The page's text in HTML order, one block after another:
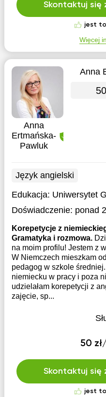
Skontaktuj się
jest
Więcej
Anna
Ertmańska-
Pawluk
Anna
Język angielski
Edukacja: Uniwersytet
Doświadczenie: ponad
Korepetycje z
Gramatyka i rozmowa.
na moim profilu! Jestem z
W Niemczech mieszkam
pedagog w szkole
niemiecku w pracy i poza
udzielałam korepetycji z
zajęcie, sp...
50
Skontaktuj się
jest